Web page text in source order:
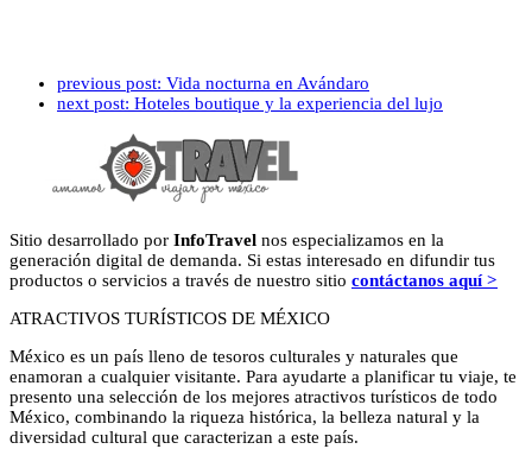
previous post: Vida nocturna en Avándaro
next post: Hoteles boutique y la experiencia del lujo
Sitio desarrollado por InfoTravel nos especializamos en la
generación digital de demanda. Si estas interesado en difundir tus
productos o servicios a través de nuestro sitio contáctanos aquí >
ATRACTIVOS TURÍSTICOS DE MÉXICO
México es un país lleno de tesoros culturales y naturales que
enamoran a cualquier visitante. Para ayudarte a planificar tu viaje, te
presento una selección de los mejores atractivos turísticos de todo
México, combinando la riqueza histórica, la belleza natural y la
diversidad cultural que caracterizan a este país.